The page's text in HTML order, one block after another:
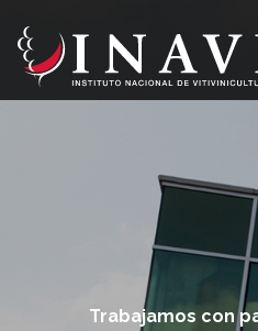
Trabajamos con